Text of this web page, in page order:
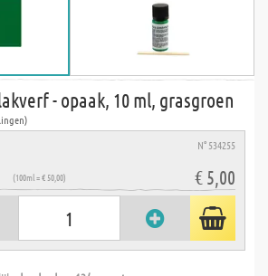
- opaak, 10 ml, grasgroen
N° 534255
(100ml = € 50,00) € 5,00